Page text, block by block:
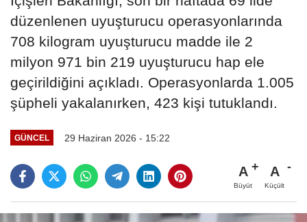
düzenlenen uyuşturucu operasyonlarında
708 kilogram uyuşturucu madde ile 2
milyon 971 bin 219 uyuşturucu hap ele
geçirildiğini açıkladı. Operasyonlarda 1.005
şüpheli yakalanırken, 423 kişi tutuklandı.
GÜNCEL 29 Haziran 2026 - 15:22
A
Büyüt
A
Küçült